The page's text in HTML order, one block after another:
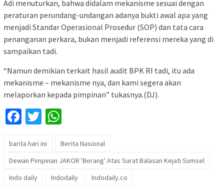
Adi menuturkan, bahwa didalam mekanisme sesuai dengan
peraturan perundang-undangan adanya bukti awal apa yang
menjadi Standar Operasional Prosedur (SOP) dan tata cara
penanganan perkara, bukan menjadi referensi mereka yang di
sampaikan tadi.
“Namun demikian terkait hasil audit BPK RI tadi, itu ada
mekanisme – mekanisme nya, dan kami segera akan
melaporkan kepada pimpinan” tukasnya.(DJ).
Facebook
Twitter
barita hari ini
Berita Nasional
Dewan Pimpinan JAKOR 'Berang' Atas Surat Balasan Kejati Sumsel
Indo daily
Indodaily Indodaily.co